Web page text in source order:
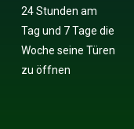
24 Stunden am
Tag und 7 Tage die
Woche seine Türen
zu öffnen